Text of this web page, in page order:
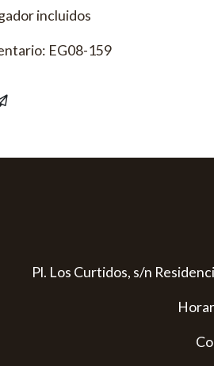
incluidos
EG08-159
Pl. Los Curtidos, s/n